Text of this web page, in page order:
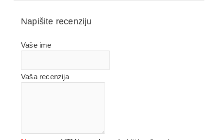
uticaje.
omogućavajući brzo prebacivanje puške u položaj
Protivklizna zaštita:
obrađena tako da remenik ostaje čvrsto na ramenu
lovačkim disciplinama.
Napišite recenziju
Vaše ime
Vaša recenzija